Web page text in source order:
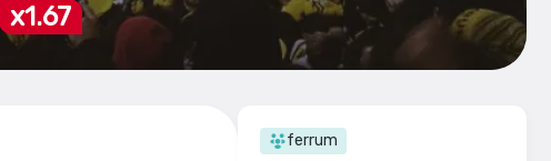
x1.67
ferrum